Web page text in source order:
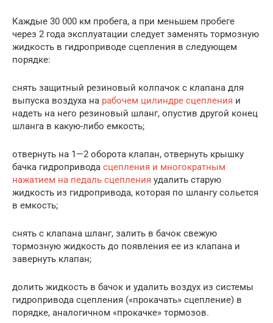
Каждые 30 000 км пробега, а при меньшем пробеге
через 2 года эксплуатации следует заменять тормозную
жидкость в гидроприводе сцепления в следующем
порядке:
снять защитный резиновый колпачок с клапана для
выпуска воздуха на рабочем цилиндре сцепления и
надеть на него резиновый шланг, опустив другой конец
шланга в какую-либо емкость;
отвернуть на 1—2 оборота клапан, отвернуть крышку
бачка гидропривода сцепления и многократным
нажатием на педаль сцепления удалить старую
жидкость из гидропривода, которая по шлангу сольется
в емкость;
снять с клапана шланг, залить в бачок свежую
тормозную жидкость до появления ее из клапана и
завернуть клапан;
долить жидкость в бачок и удалить воздух из системы
гидропривода сцепления («прокачать» сцепление) в
порядке, аналогичном «прокачке» тормозов.